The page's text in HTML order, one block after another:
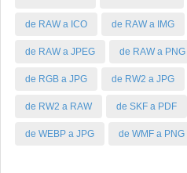
de RAW a ICO de RAW a IMG
de RAW a JPEG de RAW a PNG
de RGB a JPG de RW2 a JPG
de RW2 a RAW de SKF a PDF
de WEBP a JPG de WMF a PNG